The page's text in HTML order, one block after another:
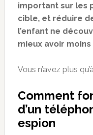
important sur les
cible, et réduire
l’enfant ne
mieux avoir
Vous n’avez plus
Comment
d’un
espion